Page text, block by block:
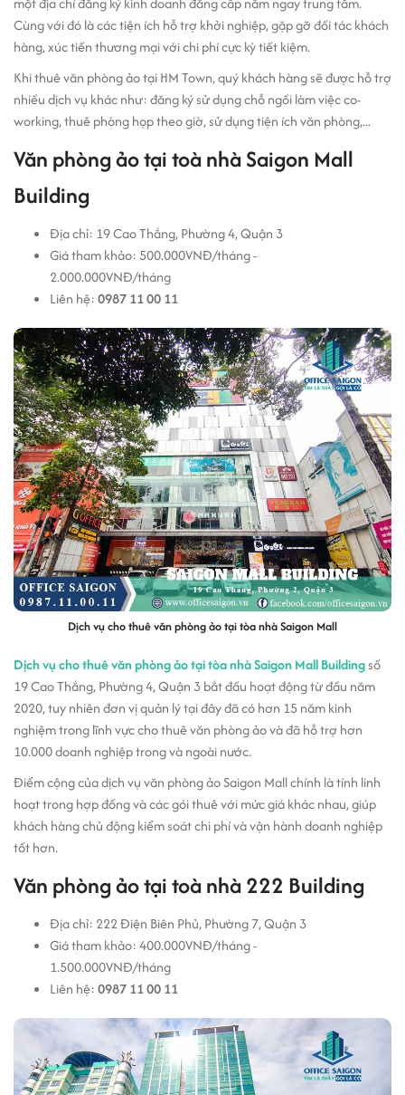
Cùng với đó là các tiện ích hỗ trợ khởi nghiệp, gặp gỡ đối tác khách
hàng, xúc tiến thương mại với chi phí cực kỳ tiết kiệm.
Khi thuê văn phòng ảo tại HM Town, quý khách hàng sẽ được hỗ trợ
nhiều dịch vụ khác như: đăng ký sử dụng chỗ ngồi làm việc co-
working, thuê phòng họp theo giờ, sử dụng tiện ích văn phòng,...
Văn phòng ảo tại toà nhà Saigon Mall
Building
Địa chỉ: 19 Cao Thắng, Phường 4, Quận 3
Giá tham khảo: 500.000VNĐ/tháng -
2.000.000VNĐ/tháng
Liên hệ:0987 11 00 11
Dịch vụ cho thuê văn phòng ảo tại tòa nhà Saigon Mall
Dịch vụ cho thuê văn phòng ảo tại tòa nhà Saigon Mall Buildingsố
19 Cao Thắng, Phường 4, Quận 3 bắt đầu hoạt động từ đầu năm
2020, tuy nhiên đơn vị quản lý tại đây đã có hơn 15 năm kinh
nghiệm trong lĩnh vực cho thuê văn phòng ảo và đã hỗ trợ hơn
10.000 doanh nghiệp trong và ngoài nước.
Điểm cộng của dịch vụ văn phòng ảo Saigon Mall chính là tính linh
hoạt trong hợp đồng và các gói thuê với mức giá khác nhau, giúp
khách hàng chủ động kiểm soát chi phí và vận hành doanh nghiệp
tốt hơn.
Văn phòng ảo tại toà nhà 222 Building
Địa chỉ: 222 Điện Biên Phủ, Phường 7, Quận 3
Giá tham khảo: 400.000VNĐ/tháng -
1.500.000VNĐ/tháng
Liên hệ:0987 11 00 11